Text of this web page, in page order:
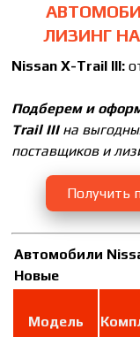
ЛИЗИНГ
Nissan X-Trail III:
Подберем и
Trail III на
поставщиков и
Получить
Автомобили
Новые
Модель